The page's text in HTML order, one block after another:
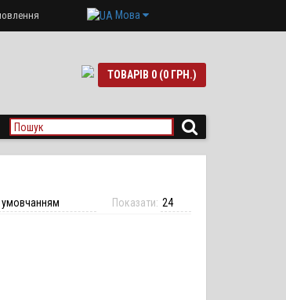
Мова
ТОВАРІВ 0 (0 ГРН.)
Показати: